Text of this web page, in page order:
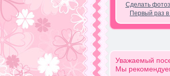
Сделать
Первый раз
Уважаемый
Мы